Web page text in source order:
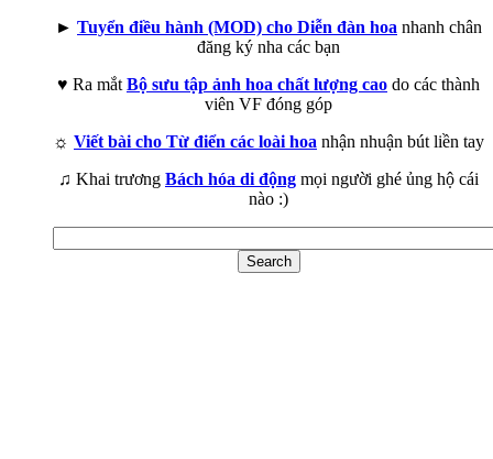
► Tuyển điều hành (MOD) cho Diễn đàn hoa nhanh chân
đăng ký nha các bạn
♥ Ra mắt Bộ sưu tập ảnh hoa chất lượng cao do các thành
viên VF đóng góp
☼ Viết bài cho Từ điển các loài hoa nhận nhuận bút liền tay
♫ Khai trương Bách hóa di động mọi người ghé ủng hộ cái
nào :)